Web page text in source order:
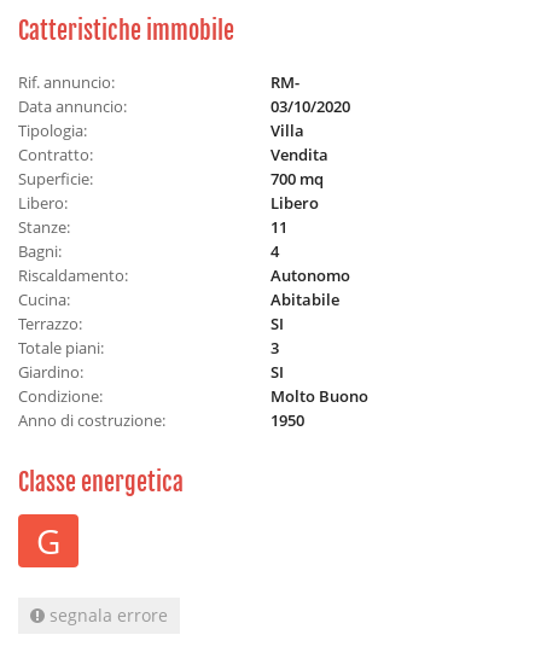
Catteristiche immobile
Rif. annuncio:
RM-
Data annuncio:
03/10/2020
Tipologia:
Villa
Contratto:
Vendita
Superficie:
700 mq
Libero:
Libero
Stanze:
11
Bagni:
4
Riscaldamento:
Autonomo
Cucina:
Abitabile
Terrazzo:
SI
Totale piani:
3
Giardino:
SI
Condizione:
Molto Buono
Anno di costruzione:
1950
Classe energetica
G
segnala errore